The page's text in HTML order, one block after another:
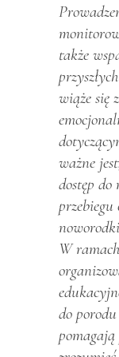
także
wiąże się
ważne
dostęp
W
do
pomagają